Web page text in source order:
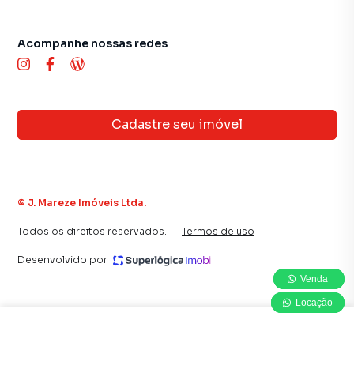
Cadastre seu imóvel
Acompanhe nossas redes
© J. Mareze Imóveis Ltda.
Todos os direitos reservados. · Termos de uso ·
Desenvolvido por
Venda
Locação
Venda
Locação
Venda
Locação